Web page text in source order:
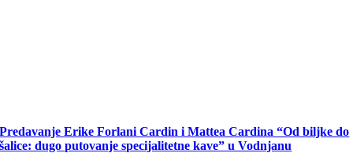
Predavanje Erike Forlani Cardin i Mattea Cardina “Od biljke do
šalice: dugo putovanje specijalitetne kave” u Vodnjanu